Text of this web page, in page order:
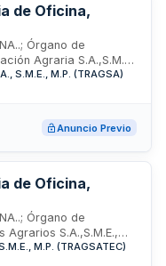
de Oficina,
Órgano de
Agraria S.A.,S.M.E.,
PRE
S.M.E., M.P. (TRAGSA)
Anuncio Previo
de Oficina,
Órgano de
S.A.,S.M.E.,
Estado: PRE
M.P. (TRAGSATEC)